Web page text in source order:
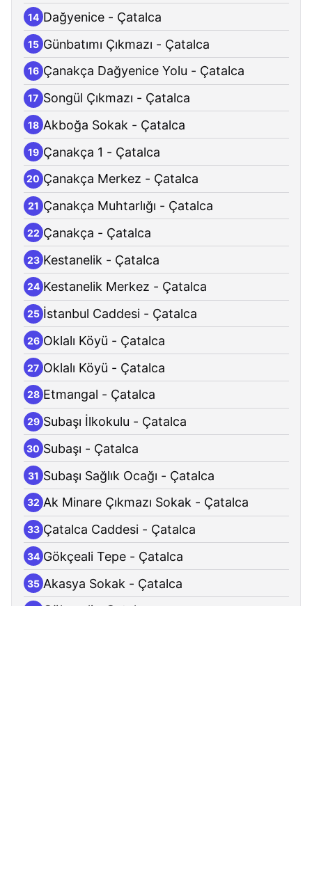
14 Dağyenice - Çatalca
15 Günbatımı Çıkmazı - Çatalca
16 Çanakça Dağyenice Yolu - Çatalca
17 Songül Çıkmazı - Çatalca
18 Akboğa Sokak - Çatalca
19 Çanakça 1 - Çatalca
20 Çanakça Merkez - Çatalca
21 Çanakça Muhtarlığı - Çatalca
22 Çanakça - Çatalca
23 Kestanelik - Çatalca
24 Kestanelik Merkez - Çatalca
25 İstanbul Caddesi - Çatalca
26 Oklalı Köyü - Çatalca
27 Oklalı Köyü - Çatalca
28 Etmangal - Çatalca
29 Subaşı İlkokulu - Çatalca
30 Subaşı - Çatalca
31 Subaşı Sağlık Ocağı - Çatalca
32 Ak Minare Çıkmazı Sokak - Çatalca
33 Çatalca Caddesi - Çatalca
34 Gökçeali Tepe - Çatalca
35 Akasya Sokak - Çatalca
36 Gökçeali - Çatalca